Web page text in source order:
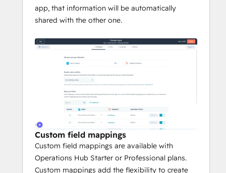
app, that information will be automatically
shared with the other one.
Custom field mappings
Custom field mappings are available with
Operations Hub Starter or Professional plans.
Custom mappings add the flexibility to create